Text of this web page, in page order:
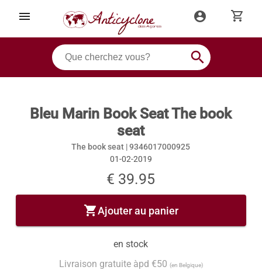
menu account_circle shopping_cart
search
Bleu Marin Book Seat The book
seat
The book seat |9346017000925
01-02-2019
€ 39.95
shopping_cartAjouter au panier
en stock
Livraison gratuite àpd €50 (en Belgique)